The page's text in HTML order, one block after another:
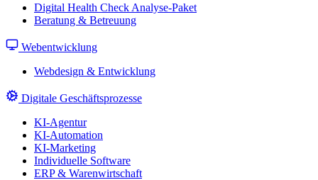
Digital Health Check Analyse-Paket
Beratung & Betreuung
Webentwicklung
Webdesign & Entwicklung
Digitale Geschäftsprozesse
KI-Agentur
KI-Automation
KI-Marketing
Individuelle Software
ERP & Warenwirtschaft